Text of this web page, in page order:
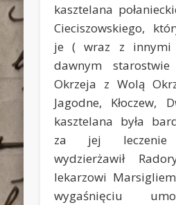
kasztelana
Cieciszowskiego,
je ( wraz z innymi
dawnym
Okrzeja z Wolą
Jagodne, Kłoczew,
kasztelana była
za jej leczenie
wydzierżawił
lekarzowi
wygaśnięciu